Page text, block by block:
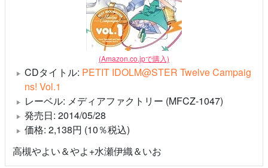
(Amazon.co.jpで購入)
CDタイトル: PETIT IDOLM@STER Twelve Campaig
ns! Vol.1
レーベル: メディアファクトリー (MFCZ-1047)
発売日: 2014/05/28
価格: 2,138円 (10％税込)
高槻やよい＆やよ+水瀬伊織＆いお